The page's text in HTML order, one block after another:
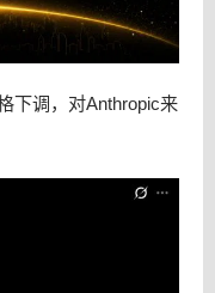
下调，对Anthropic来